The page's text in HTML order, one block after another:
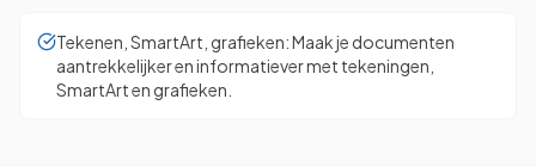
Tekenen, SmartArt, grafieken: Maak je documenten
aantrekkelijker en informatiever met tekeningen,
SmartArt en grafieken.